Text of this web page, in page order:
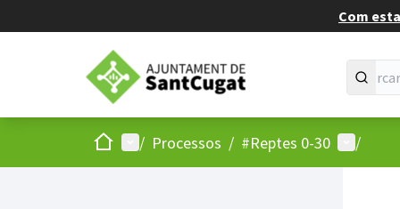
Com
Inici Menú principal
/ Processos / #Reptes 0-30 Menú
/